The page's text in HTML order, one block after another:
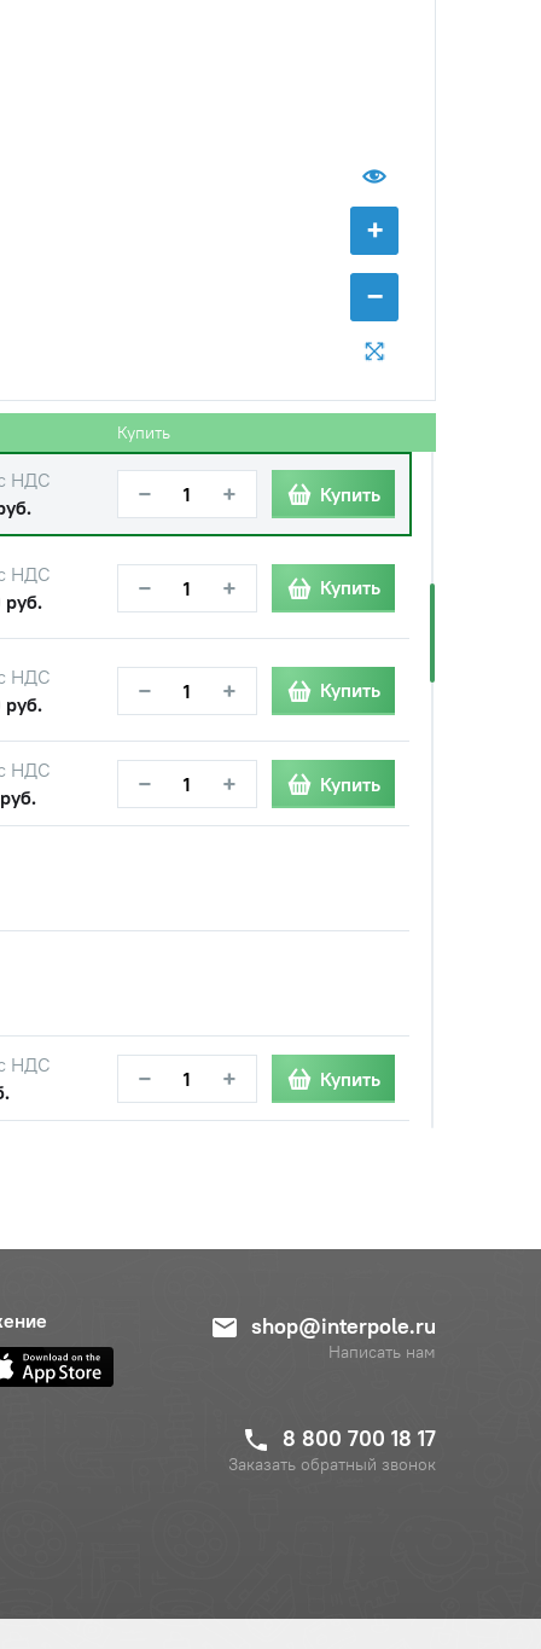
+
−
Купить
НДС
− + Купить
НДС
руб.
− + Купить
НДС
руб.
− + Купить
НДС
− + Купить
НДС
− + Купить
НДС
shop@interpole.ru
Написать нам
8 800 700 18 17
Заказать обратный звонок